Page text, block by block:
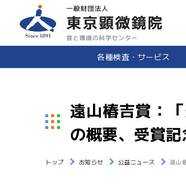
各種検査・サービス
遠山椿吉賞：
の概要、受賞
トップ お知らせ 公益ニュース 遠山